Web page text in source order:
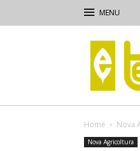
Terra
e
Vita
Home Nova
Nova Agricoltura